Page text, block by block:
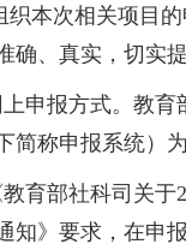
织本次相关项目
确、真实，切实
申报方式。教育
简称申报系统）
育部社科司关
知》要求，在申